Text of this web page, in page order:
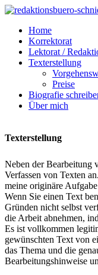
Home
Korrektorat
Lektorat /
Texterstellung
Preise
Biografie
Über mich
Texterstellung
Neben der Bearbeitung
Verfassen von Texten
meine originäre
Wenn Sie einen Text
Gründen nicht selbst
die Arbeit abnehmen,
Es ist vollkommen
gewünschten Text von
das Thema und die
Bearbeitungshinweise